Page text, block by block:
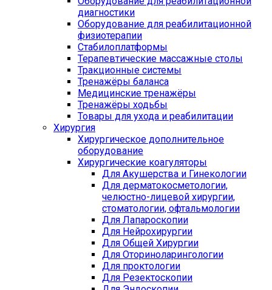
диагностики
Оборудование для реабилитационной
физиотерапии
Стабилоплатформы
Терапевтические массажные столы
Тракционные системы
Тренажёры баланса
Медицинские тренажёры
Тренажёры ходьбы
Товары для ухода и реабилитации
Хирургия
Хирургическое дополнительное
оборудование
Хирургические коагуляторы
Для Акушерства и Гинекологии
Для дерматокосметологии,
челюстно-лицевой хирургии,
стоматологии, офтальмологии
Для Лапароскопии
Для Нейрохирургии
Для Общей Хирургии
Для Оториноларингологии
Для проктологии
Для Резектоскопии